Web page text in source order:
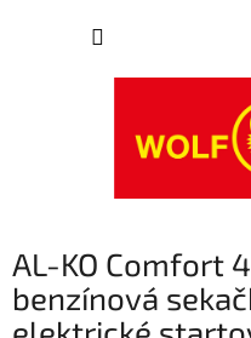
AL-KO Comfort
benzínová